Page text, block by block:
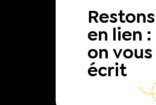
Restons
en lien :
on vous
écrit